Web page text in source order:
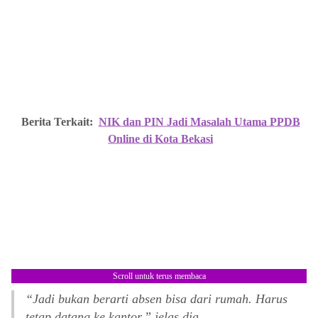
Berita Terkait: NIK dan PIN Jadi Masalah Utama PPDB
Online di Kota Bekasi
Scroll untuk terus membaca
“Jadi bukan berarti absen bisa dari rumah. Harus